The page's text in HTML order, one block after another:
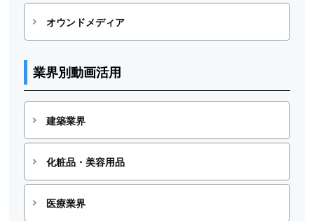
オウンドメディア
業界別動画活用
建築業界
化粧品・美容用品
医療業界